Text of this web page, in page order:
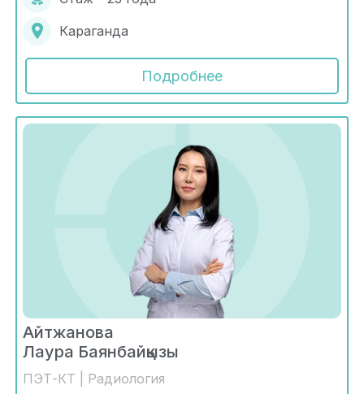
Караганда
Подробнее
Айтжанова
Лаура Баянбайқызы
ПЭТ-КТ | Радиология